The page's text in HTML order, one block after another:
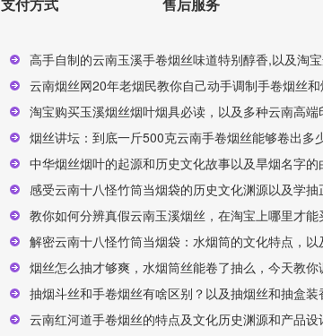
高手自制的云南玉溪手卷烟丝味道特别醇香,以及淘
云南烟丝网20年老烟民教你自己动手调制手卷烟丝
淘宝购买玉溪烟丝烟叶烟具必读，以及多种云南高
烟丝讲坛：到底一斤500克云南手卷烟丝能够卷出
中华烟丝烟叶的起源和历史文化故事以及旱烟名字的
感受云南十八怪竹筒当烟袋的历史文化渊源以及学
教你如何分辨真假云南玉溪烟丝，在淘宝上哪里才
解密云南十八怪竹筒当烟袋：水烟筒的文化特点，
烟丝怎么抽才够爽，水烟筒丝能卷了抽么，今天教
抽烟斗丝和手卷烟丝有啥区别？以及抽烟丝和抽盒
云南红河道手卷烟丝的特点及文化历史渊源和产品